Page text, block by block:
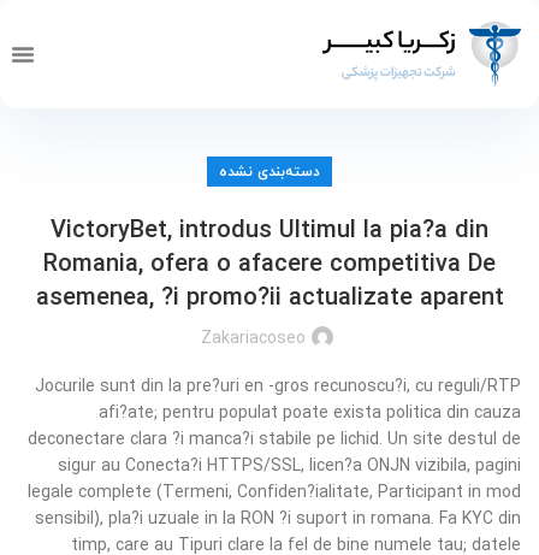
دسته‌بندی نشده
VictoryBet, introdus Ultimul la pia?a din
Romania, ofera o afacere competitiva De
asemenea, ?i promo?ii actualizate aparent
Zakariacoseo
Jocurile sunt din la pre?uri en -gros recunoscu?i, cu reguli/RTP
afi?ate; pentru populat poate exista politica din cauza
deconectare clara ?i manca?i stabile pe lichid. Un site destul de
sigur au Conecta?i HTTPS/SSL, licen?a ONJN vizibila, pagini
legale complete (Termeni, Confiden?ialitate, Participant in mod
sensibil), pla?i uzuale in la RON ?i suport in romana. Fa KYC din
timp, care au Tipuri clare la fel de bine numele tau; datele